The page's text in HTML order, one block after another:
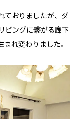
ておりましたが、ダ
ビングに繋がる廊下
れ変わりました。